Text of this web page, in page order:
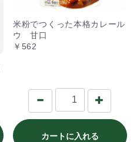
米粉でつくった本格カレール
ウ 甘口
￥562
カートに入れる